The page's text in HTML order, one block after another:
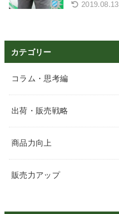
2019.08.13
カテゴリー
コラム・思考編
出荷・販売戦略
商品力向上
販売力アップ